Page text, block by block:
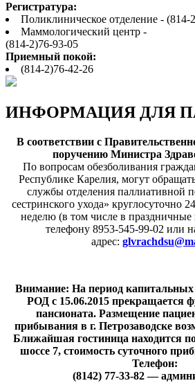
Регистратура:
Поликлиническое отделение - (814-
Маммологический центр -
(814-2)76-93-05
Приемный покой:
(814-2)76-42-26
ИНФОРМАЦИЯ ДЛЯ
В соответствии с
поручению Министра
По вопросам обезболивания
Республике Карелия, могут
службы отделения
сестринского ухода» круглосуточно
неделю (в том числе в
телефону 8953-545-99-02 или
адрес:
Внимание: На период капитальных
РОД с 15.06.2015 прекращается
пансионата. Размещение
прибывания в г. Петрозаводске
Ближайшая гостиница находится
шоссе 7, стоимость суточного
Телефон:
(8142) 77-33-82 —